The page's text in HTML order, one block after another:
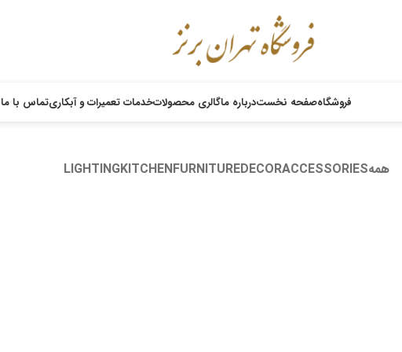
فروشگاهصفحه نخستدرباره ماگالری محصولاتخدمات تعمیرات و آبکاریتماس با ما
همهACCESSORIES
DECOR
FURNITURE
KITCHEN
LIGHTING